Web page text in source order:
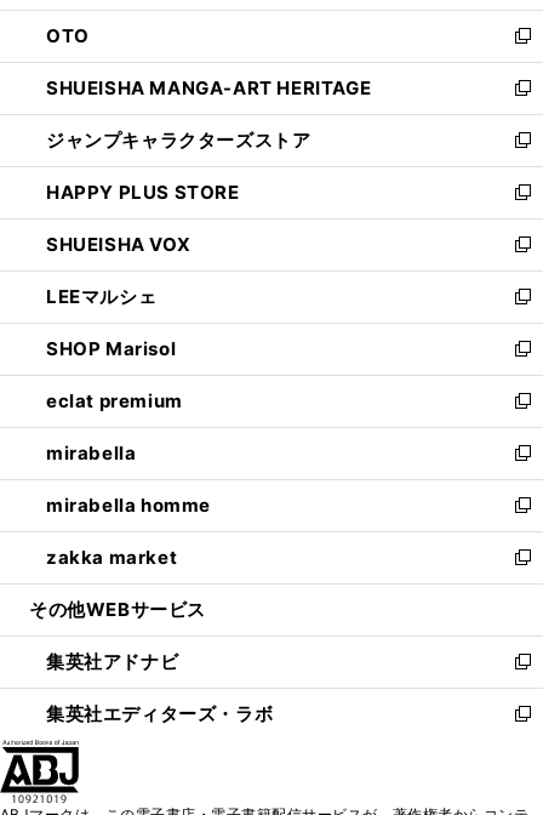
ウ
で
開
く
ン
ド
ウ
で
開
く
OTO
新
し
い
ウ
ィ
ン
ド
ウ
で
開
く
SHUEISHA MANGA-ART HERITAGE
新
し
い
ウ
ィ
ン
ド
ウ
で
開
く
ジャンプキャラクターズストア
新
し
い
ウ
ィ
ン
ド
ウ
で
開
く
HAPPY PLUS STORE
新
し
い
ウ
ィ
ン
ド
ウ
で
開
く
SHUEISHA VOX
新
し
い
ウ
ィ
ン
ド
ウ
で
開
く
LEEマルシェ
新
し
い
ウ
ィ
ン
ド
ウ
で
開
く
SHOP Marisol
新
し
い
ウ
ィ
ン
ド
ウ
で
開
eclat premium
新
し
い
ウ
ィ
ン
ド
ウ
開
く
mirabella
新
し
い
ウ
ィ
ン
ウ
で
開
く
mirabella homme
新
し
い
ウ
ン
ド
ウ
で
zakka market
新
し
ウ
ィ
ン
ド
その他WEBサービス
集英社アドナビ
新
し
い
集英社エディターズ・ラボ
新